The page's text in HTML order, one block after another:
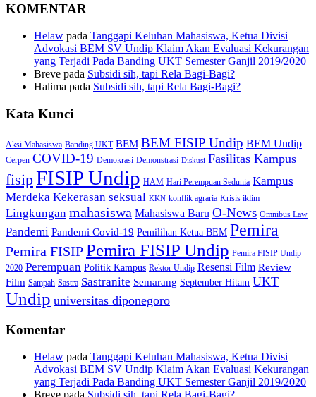
KOMENTAR
Helaw pada Tanggapi Keluhan Mahasiswa, Ketua Divisi
Advokasi BEM SV Undip Klaim Akan Evaluasi Kekurangan
yang Terjadi Pada Banding UKT Semester Ganjil 2019/2020
Breve pada Subsidi sih, tapi Rela Bagi-Bagi?
Halima pada Subsidi sih, tapi Rela Bagi-Bagi?
Kata Kunci
Aksi Mahasiswa Banding UKT BEM BEM FISIP Undip BEM Undip
Cerpen COVID-19 Demokrasi Demonstrasi Diskusi Fasilitas Kampus
fisipFISIP Undip HAM Hari Perempuan Sedunia Kampus
Merdeka Kekerasan seksual KKN konflik agraria Krisis iklim
Lingkungan mahasiswa Mahasiswa Baru O-News Omnibus Law
Pandemi Pandemi Covid-19 Pemilihan Ketua BEM Pemira
Pemira FISIPPemira FISIP Undip Pemira FISIP Undip
2020 Perempuan Politik Kampus Rektor Undip Resensi Film Review
Film Sampah Sastra Sastranite Semarang September Hitam UKT
Undip universitas diponegoro
Komentar
Helaw pada Tanggapi Keluhan Mahasiswa, Ketua Divisi
Advokasi BEM SV Undip Klaim Akan Evaluasi Kekurangan
yang Terjadi Pada Banding UKT Semester Ganjil 2019/2020